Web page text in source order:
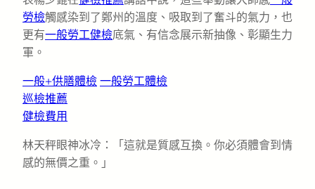
勞檢觸感染到了鄭州的溫度、吸取到了奮斗的氣力，也
更有一般勞工健檢底氣、有信念展示新抽像、彰顯生力
軍。
一般+供膳體檢 一般勞工體檢
巡檢推薦
健檢費用
林天秤眼神冰冷：「這就是質感互換。你必須體會到情
感的無價之重。」